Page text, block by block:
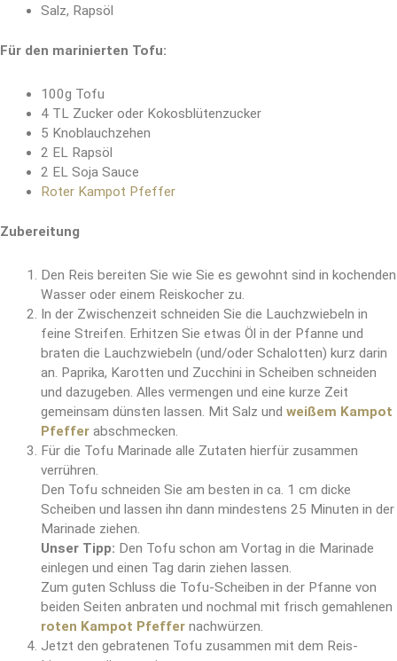
Salz, Rapsöl
Für den marinierten Tofu:
100g Tofu
4 TL Zucker oder Kokosblütenzucker
5 Knoblauchzehen
2 EL Rapsöl
2 EL Soja Sauce
Roter Kampot Pfeffer
Zubereitung
Den Reis bereiten Sie wie Sie es gewohnt sind in kochenden
Wasser oder einem Reiskocher zu.
In der Zwischenzeit schneiden Sie die Lauchzwiebeln in
feine Streifen. Erhitzen Sie etwas Öl in der Pfanne und
braten die Lauchzwiebeln (und/oder Schalotten) kurz darin
an. Paprika, Karotten und Zucchini in Scheiben schneiden
und dazugeben. Alles vermengen und eine kurze Zeit
gemeinsam dünsten lassen. Mit Salz undweißem Kampot
Pfeffer abschmecken.
Für die Tofu Marinade alle Zutaten hierfür zusammen
verrühren.
Den Tofu schneiden Sie am besten in ca. 1 cm dicke
Scheiben und lassen ihn dann mindestens 25 Minuten in der
Marinade ziehen.
Unser Tipp: Den Tofu schon am Vortag in die Marinade
einlegen und einen Tag darin ziehen lassen.
Zum guten Schluss die Tofu-Scheiben in der Pfanne von
beiden Seiten anbraten und nochmal mit frisch gemahlenen
roten Kampot Pfeffer nachwürzen.
Jetzt den gebratenen Tofu zusammen mit dem Reis-